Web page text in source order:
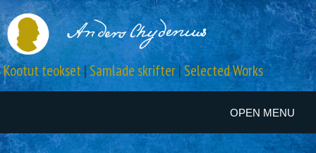
OPEN MENU
Kootut teokset|Samlade skrifter|Selected Works